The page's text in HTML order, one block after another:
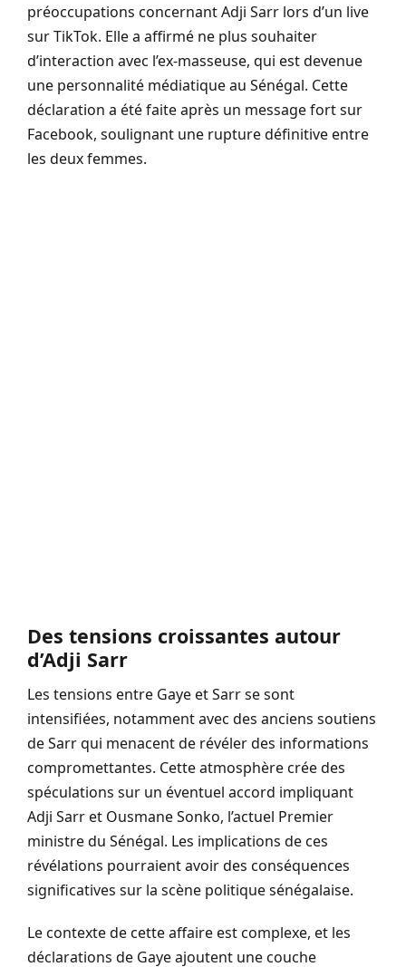
préoccupations concernant Adji Sarr lors d’un live
sur TikTok. Elle a affirmé ne plus souhaiter
d’interaction avec l’ex-masseuse, qui est devenue
une personnalité médiatique au Sénégal. Cette
déclaration a été faite après un message fort sur
Facebook, soulignant une rupture définitive entre
les deux femmes.
Des tensions croissantes autour
d’Adji Sarr
Les tensions entre Gaye et Sarr se sont
intensifiées, notamment avec des anciens soutiens
de Sarr qui menacent de révéler des informations
compromettantes. Cette atmosphère crée des
spéculations sur un éventuel accord impliquant
Adji Sarr et Ousmane Sonko, l’actuel Premier
ministre du Sénégal. Les implications de ces
révélations pourraient avoir des conséquences
significatives sur la scène politique sénégalaise.
Le contexte de cette affaire est complexe, et les
déclarations de Gaye ajoutent une couche